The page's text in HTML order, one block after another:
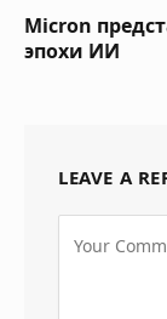
Micron
эпохи ИИ
LEAVE A